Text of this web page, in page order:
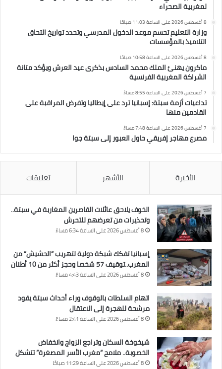
لمغربية الصحراء
8 أغسطس 2026 على الساعة 11:03 صباحًا
وزارة التعليم تحسم موعد الدخول المدرسي وتحدد تواريخ التحاق
التلاميذ بالمؤسسات
8 أغسطس 2026 على الساعة 10:58 صباحًا
ماكرون يهنئ الملك محمد السادس بذكرى عيد العرش ويؤكد متانة
الشراكة المغربية الفرنسية
7 أغسطس 2026 على الساعة 8:55 مساءً
تداعيات أزمة سبتة: إسبانيا ترد على إيطاليا وتفرض المراقبة على
القادمين منها
7 أغسطس 2026 على الساعة 7:48 مساءً
مصرع مهاجر إفريقي حاول العبور إلى سبتة جوا
الأخيرة الأشهر تعليقات
الخوف يلاحق عائلات القاصرين المغاربة في سبتة..
وتحذيرات من تعرضهم للتحرش
8 أغسطس 2026 على الساعة 6:34 مساءً
إسبانيا تفكك شبكة دولية لتهريب “الحشيش” من
المغرب..توقيف 57 شخصا وحجز أكثر من 10 أطنان
8 أغسطس 2026 على الساعة 4:43 مساءً
اتهام السلطات بالوقوف وراء أحداث سبتة يقود
مرشحة للهجرة إلى الاعتقال
8 أغسطس 2026 على الساعة 2:41 مساءً
شيخوخة السكان وتراجع الزواج وانخفاض
الخصوبة.. ملامح “مغرب الأسر المصغرة” تتشكل
8 أغسطس 2026 على الساعة 11:29 صباحًا